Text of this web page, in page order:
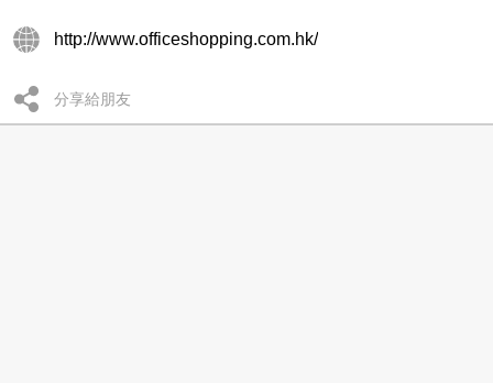
http://www.officeshopping.com.hk/
分享給朋友